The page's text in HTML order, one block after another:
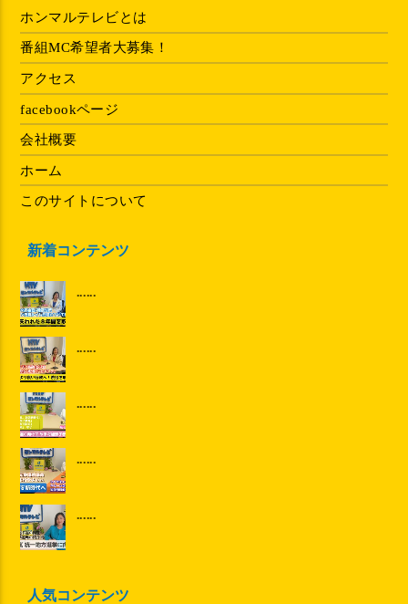
ホンマルテレビとは
番組MC希望者大募集！
アクセス
facebookページ
会社概要
ホーム
このサイトについて
新着コンテンツ
......
......
......
......
......
人気コンテンツ